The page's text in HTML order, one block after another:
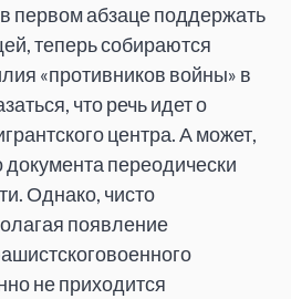
первом абзаце поддержать
теперь собираются
«противников войны» в
что речь идет о
центра. А может,
документа переодически
Однако, чисто
появление
не приходится